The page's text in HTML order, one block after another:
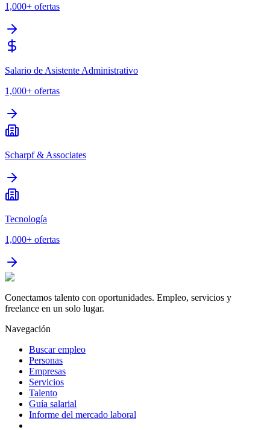
1,000+ ofertas
Salario de Asistente Administrativo
1,000+ ofertas
Scharpf & Associates
Tecnología
1,000+ ofertas
Conectamos talento con oportunidades. Empleo, servicios y
freelance en un solo lugar.
Navegación
Buscar empleo
Personas
Empresas
Servicios
Talento
Guía salarial
Informe del mercado laboral